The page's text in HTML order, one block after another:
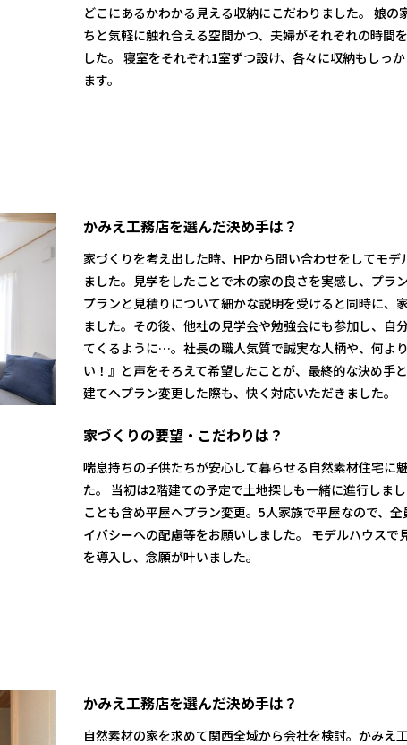
どこにあるかわかる見える収納にこだわりました。 娘
ちと気軽に触れ合える空間かつ、夫婦がそれぞれの時間
した。 寝室をそれぞれ1室ずつ設け、各々に収納もしっ
ます。
かみえ工務店を選んだ決め手は？
家づくりを考え出した時、HPから問い合わせをしてモ
ました。見学をしたことで木の家の良さを実感し、プラ
プランと見積りについて細かな説明を受けると同時に、
ました。その後、他社の見学会や勉強会にも参加し、自
てくるように…。社長の職人気質で誠実な人柄や、何よ
い！』と声をそろえて希望したことが、最終的な決め手
建てへプラン変更した際も、快く対応いただきました。
家づくりの要望・こだわりは？
喘息持ちの子供たちが安心して暮らせる自然素材住宅に
た。 当初は2階建ての予定で土地探しも一緒に進行しま
ことも含め平屋へプラン変更。5人家族で平屋なので、
イバシーへの配慮等をお願いしました。 モデルハウス
を導入し、念願が叶いました。
かみえ工務店を選んだ決め手は？
自然素材の家を求めて関西全域から会社を検討。かみえ